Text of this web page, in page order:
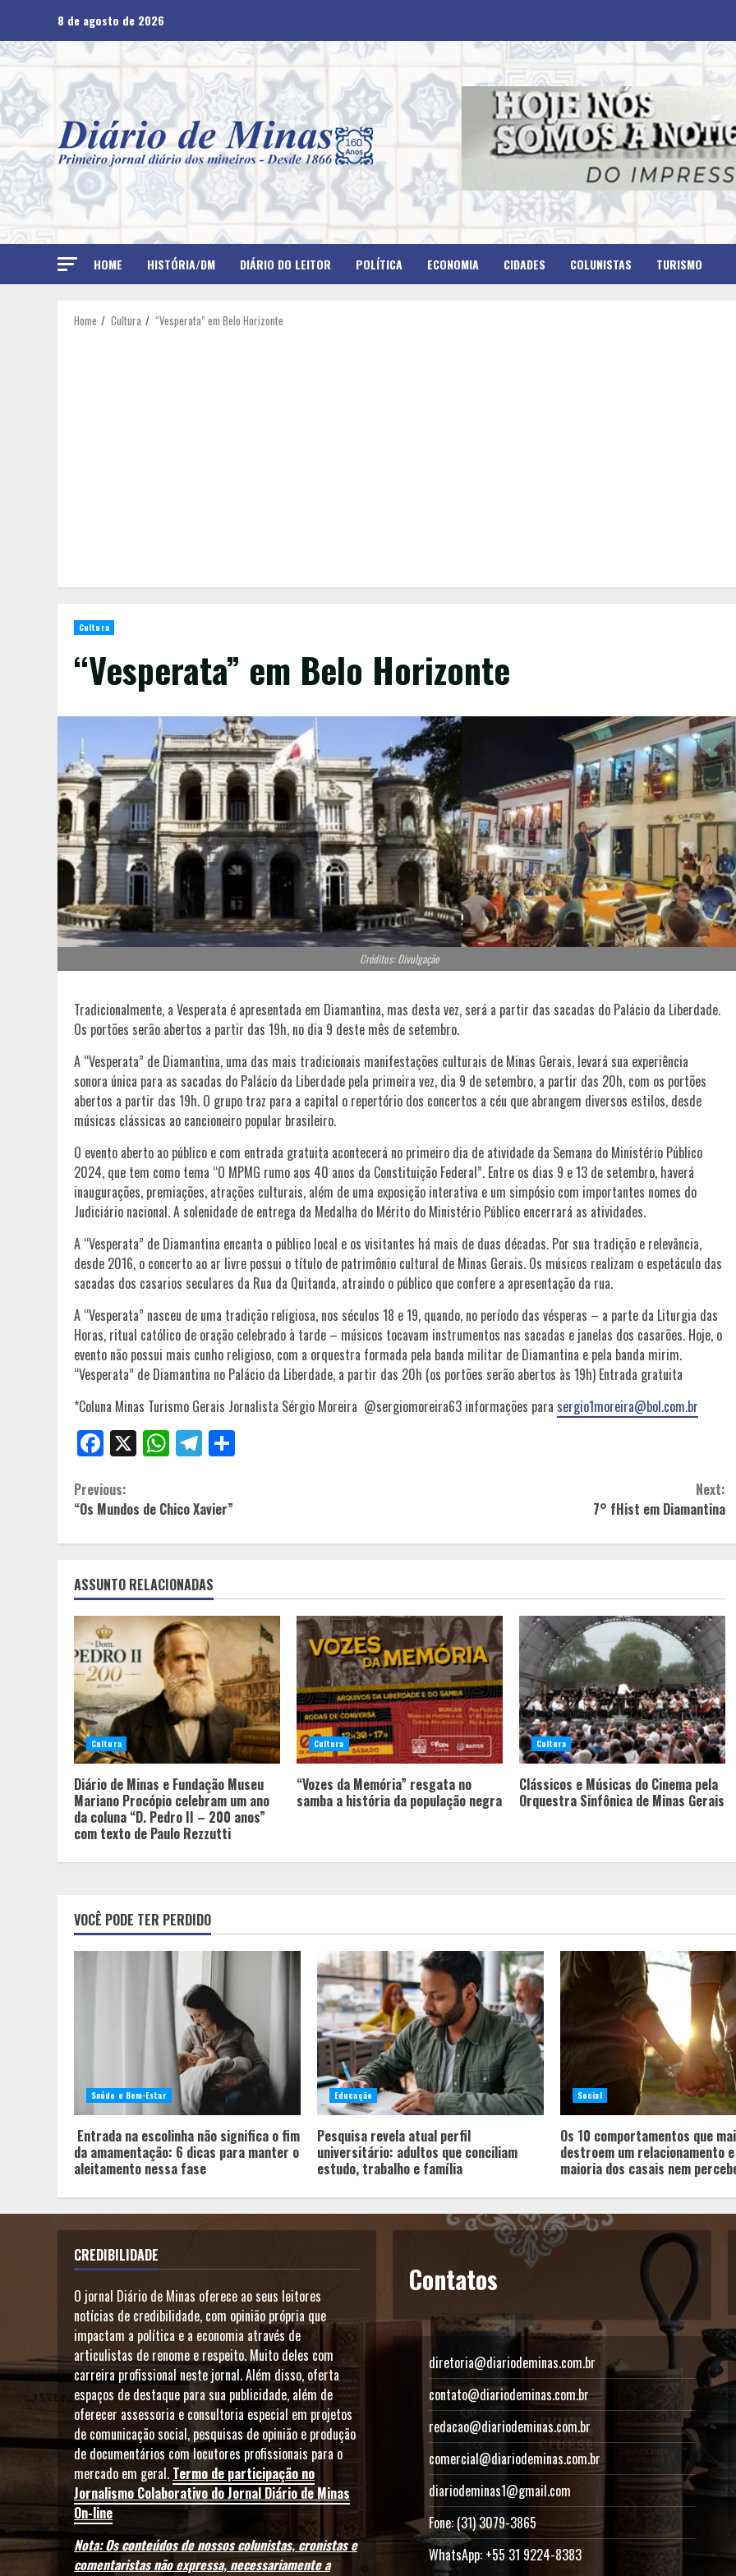
content
8 de agosto de 2026
HOME HISTÓRIA/DM DIÁRIO DO LEITOR POLÍTICA ECONOMIA CIDADES COLUNISTAS TURISMO
Home Cultura “Vesperata” em Belo Horizonte
Cultura
“Vesperata” em Belo Horizonte
Créditos: Divulgação
Tradicionalmente, a Vesperata é apresentada em Diamantina, mas desta vez, será a partir das sacadas do Palácio da Liberdade.
Os portões serão abertos a partir das 19h, no dia 9 deste mês de setembro.
A “Vesperata” de Diamantina, uma das mais tradicionais manifestações culturais de Minas Gerais, levará sua experiência
sonora única para as sacadas do Palácio da Liberdade pela primeira vez, dia 9 de setembro, a partir das 20h, com os portões
abertos a partir das 19h. O grupo traz para a capital o repertório dos concertos a céu que abrangem diversos estilos, desde
músicas clássicas ao cancioneiro popular brasileiro.
O evento aberto ao público e com entrada gratuita acontecerá no primeiro dia de atividade da Semana do Ministério Público
2024, que tem como tema “O MPMG rumo aos 40 anos da Constituição Federal”. Entre os dias 9 e 13 de setembro, haverá
inaugurações, premiações, atrações culturais, além de uma exposição interativa e um simpósio com importantes nomes do
Judiciário nacional. A solenidade de entrega da Medalha do Mérito do Ministério Público encerrará as atividades.
A “Vesperata” de Diamantina encanta o público local e os visitantes há mais de duas décadas. Por sua tradição e relevância,
desde 2016, o concerto ao ar livre possui o título de patrimônio cultural de Minas Gerais. Os músicos realizam o espetáculo das
sacadas dos casarios seculares da Rua da Quitanda, atraindo o público que confere a apresentação da rua.
A “Vesperata” nasceu de uma tradição religiosa, nos séculos 18 e 19, quando, no período das vésperas – a parte da Liturgia das
Horas, ritual católico de oração celebrado à tarde – músicos tocavam instrumentos nas sacadas e janelas dos casarões. Hoje, o
evento não possui mais cunho religioso, com a orquestra formada pela banda militar de Diamantina e pela banda mirim.
“Vesperata” de Diamantina no Palácio da Liberdade, a partir das 20h (os portões serão abertos às 19h) Entrada gratuita
*Coluna Minas Turismo Gerais Jornalista Sérgio Moreira @sergiomoreira63 informações para sergio1moreira@bol.com.br
Facebook
X WhatsApp
Telegram
Continue
Reading
Previous:
“Os Mundos de Chico Xavier”
Next:
7° fHist em Diamantina
ASSUNTO RELACIONADAS
Cultura
Diário de Minas e Fundação Museu
Mariano Procópio celebram um ano
da coluna “D. Pedro II – 200 anos”
com texto de Paulo Rezzutti
Cultura
“Vozes da Memória” resgata no
samba a história da população negra
Cultura
Clássicos e Músicas do Cinema pela
Orquestra Sinfônica de Minas Gerais
VOCÊ PODE TER PERDIDO
Saúde e Bem-Estar
Entrada na escolinha não significa o fim
da amamentação: 6 dicas para manter o
aleitamento nessa fase
Educação
Pesquisa revela atual perfil
universitário: adultos que conciliam
estudo, trabalho e família
Social
Os 10 comportamentos que
destroem um relacionamento
maioria dos casais nem
CREDIBILIDADE
O jornal Diário de Minas oferece ao seus leitores
notícias de credibilidade, com opinião própria que
impactam a política e a economia através de
articulistas de renome e respeito. Muito deles com
carreira profissional neste jornal. Além disso, oferta
espaços de destaque para sua publicidade, além de
oferecer assessoria e consultoria especial em projetos
de comunicação social, pesquisas de opinião e produção
de documentários com locutores profissionais para o
mercado em geral. Termo de participação no
Jornalismo Colaborativo do Jornal Diário de Minas
On-line
Nota: Os conteúdos de nossos colunistas, cronistas e
comentaristas não expressa, necessariamente a
Contatos
diretoria@diariodeminas.com.br
contato@diariodeminas.com.br
redacao@diariodeminas.com.br
comercial@diariodeminas.com.br
diariodeminas1@gmail.com
Fone: (31) 3079-3865
WhatsApp: +55 31 9224-8383